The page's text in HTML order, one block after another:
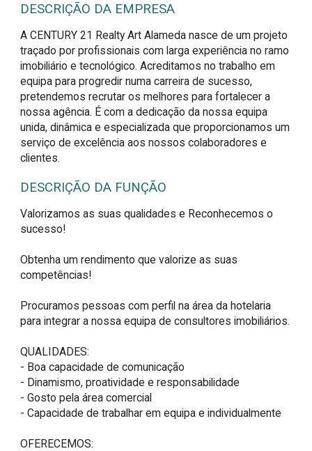
DESCRIÇÃO DA EMPRESA
A CENTURY 21 Realty Art Alameda nasce de um projeto
traçado por profissionais com larga experiência no ramo
imobiliário e tecnológico. Acreditamos no trabalho em
equipa para progredir numa carreira de sucesso,
pretendemos recrutar os melhores para fortalecer a
nossa agência. É com a dedicação da nossa equipa
unida, dinâmica e especializada que proporcionamos um
serviço de excelência aos nossos colaboradores e
clientes.
DESCRIÇÃO DA FUNÇÃO
Valorizamos as suas qualidades e Reconhecemos o
sucesso!
Obtenha um rendimento que valorize as suas
competências!
Procuramos pessoas com perfil na área da hotelaria
para integrar a nossa equipa de consultores imobiliários.
QUALIDADES:
- Boa capacidade de comunicação
- Dinamismo, proatividade e responsabilidade
- Gosto pela área comercial
- Capacidade de trabalhar em equipa e individualmente
OFERECEMOS: